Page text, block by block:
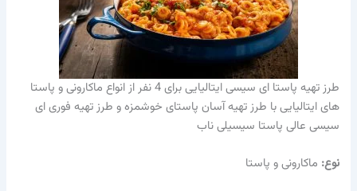
طرز تهیه پاستا ای سیسی ایتالیایی برای 4 نفر از انواع ماکارونی و پاستا
های ایتالیایی با طرز تهیه آسان پاستای خوشمزه و طرز تهیه فوری ای
سیسی عالی پاستا سیسیلی ناب
نوع: ماکارونی و پاستا